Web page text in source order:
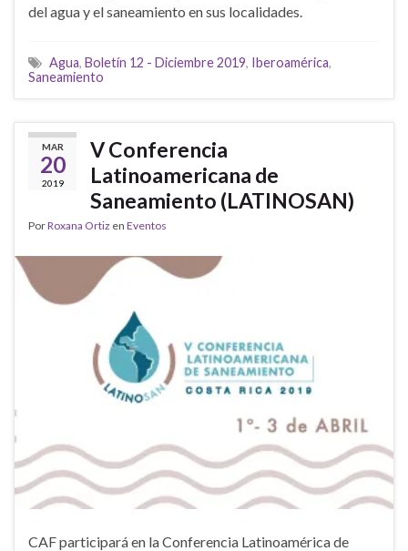
del agua y el saneamiento en sus localidades.
Agua, Boletín 12 - Diciembre 2019, Iberoamérica,
Saneamiento
MAR
20
2019
V Conferencia
Latinoamericana de
Saneamiento (LATINOSAN)
PorRoxana Ortiz en Eventos
CAF participará en la Conferencia Latinoamérica de